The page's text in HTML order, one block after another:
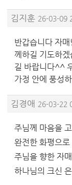
김지훈 26-03-09
반갑습니다 자
께하길 기도하
길 바랍니다^^
가정 안에 풍성
김경애 26-03-22
주님께 마음을
완전한 화평으
주님을 향한 자
하나님의 크신